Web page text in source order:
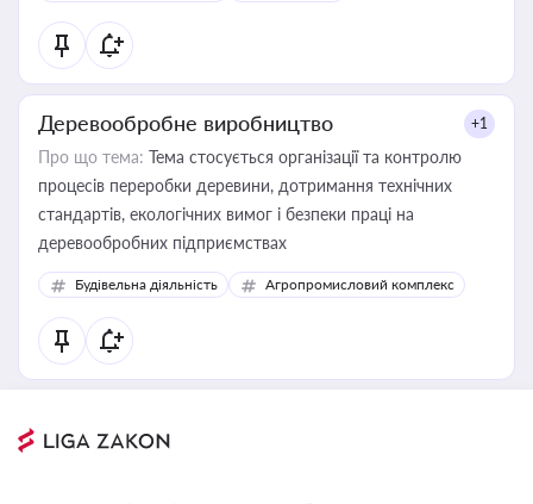
Деревообробне виробництво +1
Про що тема: Тема стосується організації та контролю
процесів переробки деревини, дотримання технічних
стандартів, екологічних вимог і безпеки праці на
деревообробних підприємствах
Будівельна діяльність Агропромисловий комплекс